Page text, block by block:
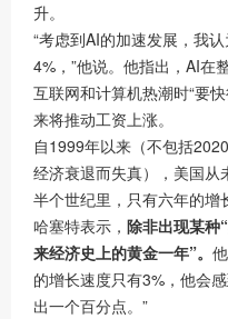
升。
“考虑到AI的加速发展，我
4%，”他说。他指出，AI在
互联网和计算机热潮时“要
来将推动工资上涨。
自1999年以来（不包括
经济衰退而失真），美国
半个世纪里，只有六年的增
哈塞特表示， 除非出现某种
来经济史上的黄金一年”。
的增长速度只有3%，他会
出一个百分点。”